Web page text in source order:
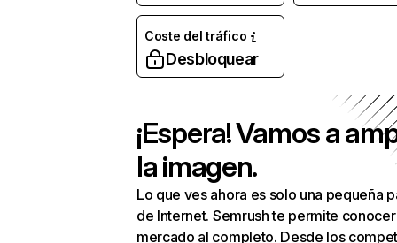
Coste del tráfico
Desbloquear
¡Espera! Vamos a
la imagen.
Lo que ves ahora es solo una pequeña
de Internet. Semrush te permite
mercado al completo. Desde los